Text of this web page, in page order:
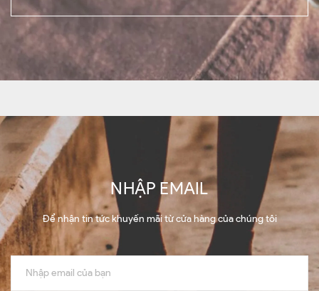
NHẬP EMAIL
Để nhận tin tức khuyến mãi từ cửa hàng của chúng tôi